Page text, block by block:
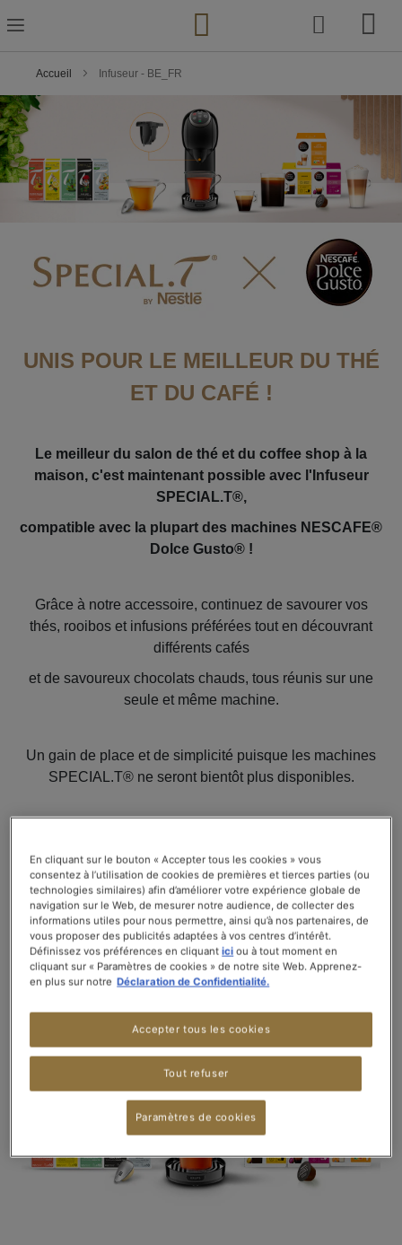
to
Content
Accueil Infuseur - BE_FR
UNIS POUR LE MEILLEUR DU THÉ
ET DU CAFÉ !
Le meilleur du salon de thé et du coffee shop à la
maison, c'est maintenant possible avec l'Infuseur
SPECIAL.T®,
compatible avec la plupart des machines NESCAFE®
Dolce Gusto® !
Grâce à notre accessoire, continuez de savourer vos
thés, rooibos et infusions préférées tout en découvrant
différents cafés
et de savoureux chocolats chauds, tous réunis sur une
seule et même machine.
Un gain de place et de simplicité puisque les machines
SPECIAL.T® ne seront bientôt plus disponibles.
Profitez de notre offre tout-en-un et découvrez un
nouveau monde de saveurs !
En cliquant sur le bouton « Accepter tous les cookies » vous
consentez à l’utilisation de cookies de premières et tierces parties (ou
technologies similaires) afin d’améliorer votre expérience globale de
navigation sur le Web, de mesurer notre audience, de collecter des
informations utiles pour nous permettre, ainsi qu’à nos partenaires, de
vous proposer des publicités adaptées à vos centres d’intérêt.
Définissez vos préférences en cliquantici ou à tout moment en
cliquant sur « Paramètres de cookies » de notre site Web. Apprenez-
en plus sur notre Déclaration de Confidentialité.
Tout refuser
Accepter tous les cookies
Paramètres de cookies